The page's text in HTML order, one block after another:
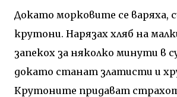
Докато морковите се варяха,
крутони. Нарязах хляб на
запекох за няколко минути в
докато станат златисти и
Крутоните придават